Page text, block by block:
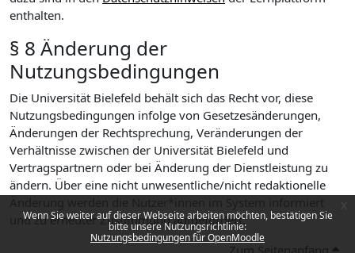
Wenn Sie weiter auf dieser Webseite arbeiten möchten, bestätigen Sie
bitte unsere Nutzungsrichtlinie:
Nutzungsbedingungen für OpenMoodle
enthalten.
§ 8 Änderung der
Nutzungsbedingungen
Die Universität Bielefeld behält sich das Recht vor, diese
Nutzungsbedingungen infolge von Gesetzesänderungen,
Änderungen der Rechtsprechung, Veränderungen der
Verhältnisse zwischen der Universität Bielefeld und
Vertragspartnern oder bei Änderung der Dienstleistung zu
ändern. Über eine nicht unwesentliche/nicht redaktionelle
und zu erneuter Zustimmung aufgefordert.
Zum Seitenanfang